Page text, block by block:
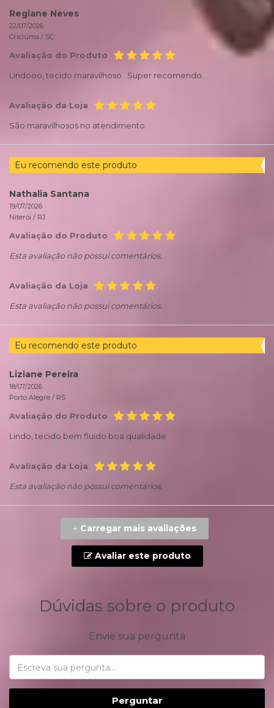
Regiane Neves
22/07/2026
Criciúma / SC
Avaliação do Produto
Lindooo, tecido maravilhoso . Super recomendo.
Avaliação da Loja
São maravilhosos no atendimento.
Eu recomendo este produto
Nathalia Santana
19/07/2026
Niterói / RJ
Avaliação do Produto
Esta avaliação não possui comentários.
Avaliação da Loja
Esta avaliação não possui comentários.
Eu recomendo este produto
Liziane Pereira
18/07/2026
Porto Alegre / RS
Avaliação do Produto
Lindo, tecido bem fluido boa qualidade
Avaliação da Loja
Esta avaliação não possui comentários.
+ Carregar mais avaliações
Avaliar este produto
Dúvidas sobre o produto
Envie sua pergunta
Perguntar